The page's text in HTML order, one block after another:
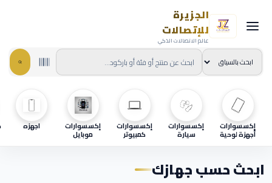
الجزيرة
للإتصالات
عالم الاتصالات الذكي
إكسسوارات
أجهزة لوحية
إكسسوارات
سيارة
إكسسوارات
كمبيوتر
إكسسوارات
موبايل
اجهزه
ابحث حسب جهازك